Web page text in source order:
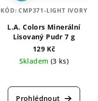
L.A. Colors Minerální
Lisovaný Pudr 7 g
129 Kč
Skladem (3 ks)
hodnocení
produktu
KÓD:CMP371-LIGHT IVORY